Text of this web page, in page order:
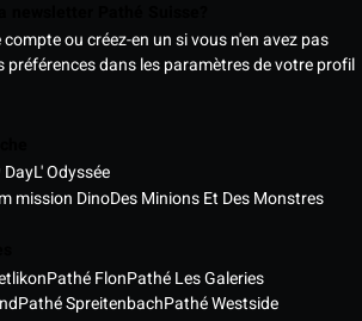
ou créez-en un si vous n'en avez pas
préférences dans les paramètres de votre profil
DayL' Odyssée
mission DinoDes Minions Et Des Monstres
Pathé FlonPathé Les Galeries
Pathé SpreitenbachPathé Westside